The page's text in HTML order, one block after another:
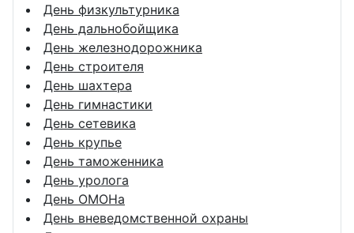
День физкультурника
День дальнобойщика
День железнодорожника
День строителя
День шахтера
День гимнастики
День сетевика
День крупье
День таможенника
День уролога
День ОМОНа
День вневедомственной охраны